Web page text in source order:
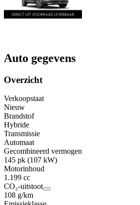
Auto gegevens
Overzicht
Verkoopstaat
Nieuw
Brandstof
Hybride
Transmissie
Automaat
Gecombineerd vermogen
145 pk (107 kW)
Motorinhoud
1.199 cc
CO₂-uitstoot
108 g/km